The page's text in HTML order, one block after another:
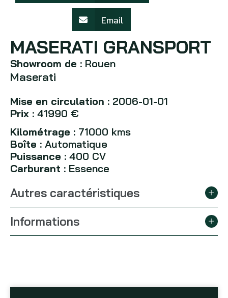
Email
MASERATI GRANSPORT
Showroom de : Rouen
Maserati
Mise en circulation : 2006-01-01
Prix : 41990 €
Kilométrage : 71000 kms
Boîte : Automatique
Puissance : 400 CV
Carburant : Essence
Autres caractéristiques
Informations